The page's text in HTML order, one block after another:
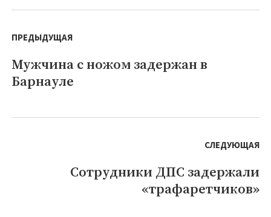
по
записям
ПРЕДЫДУЩАЯ
Предыдущая
запись:
Мужчина с ножом задержан в
Барнауле
СЛЕДУЮЩАЯ
Сотрудники ДПС задержали
«трафаретчиков»